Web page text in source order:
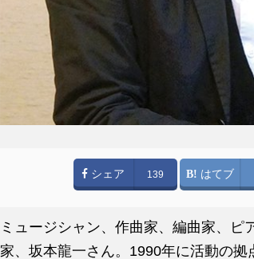
シェア 139 はてブ
ミュージシャン、作曲家、編曲家、
家、坂本龍一さん。1990年に活動の